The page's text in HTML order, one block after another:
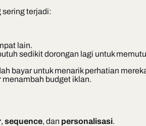
sering terjadi:
lain.
sedikit dorongan lagi untuk
bayar untuk menarik perhatian
budget iklan.
, sequence, dan personalisasi.